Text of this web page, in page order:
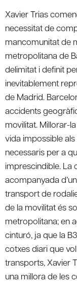
Xavier Trias
necessitat de
mancomunitat de
metropolitana de
delimitat i definit
inevitablement
de Madrid.
accidents
movilitat. Millorar-
vida impossible
necessaris per a
imprescindible. La
acompanyada
transport de
de la movilitat és
metropolitana; en
cinturó, ja que la
cotxes diari que
transports, Xavier
una millora de les